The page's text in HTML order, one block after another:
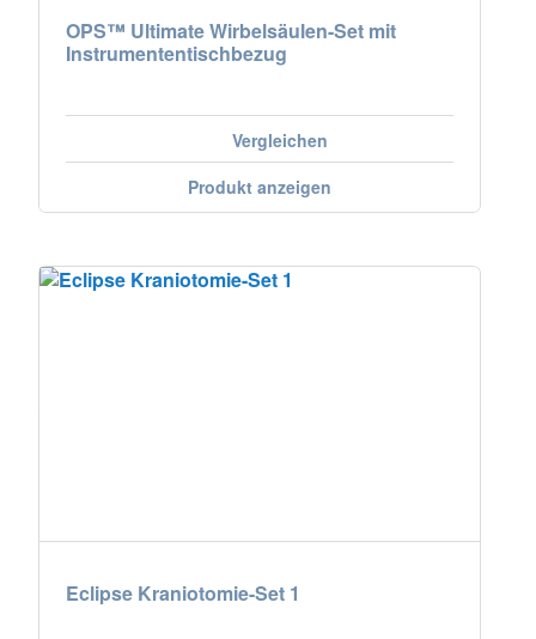
OPS™ Ultimate Wirbelsäulen-Set mit
Instrumententischbezug
Vergleichen
Produkt anzeigen
Eclipse Kraniotomie-Set 1